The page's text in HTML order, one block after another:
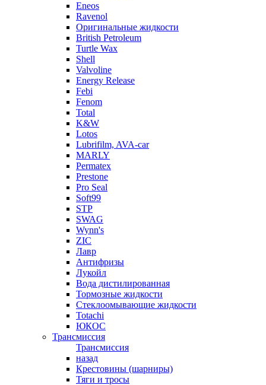
Eneos
Ravenol
Оригинальные жидкости
British Petroleum
Turtle Wax
Shell
Valvoline
Energy Release
Febi
Fenom
Total
K&W
Lotos
Lubrifilm, AVA-car
MARLY
Permatex
Prestone
Pro Seal
Soft99
STP
SWAG
Wynn's
ZIC
Лавр
Антифризы
Лукойл
Вода дистилированная
Тормозные жидкости
Стеклоомывающие жидкости
Totachi
ЮКОС
Трансмиссия
Трансмиссия
назад
Крестовины (шарниры)
Тяги и тросы